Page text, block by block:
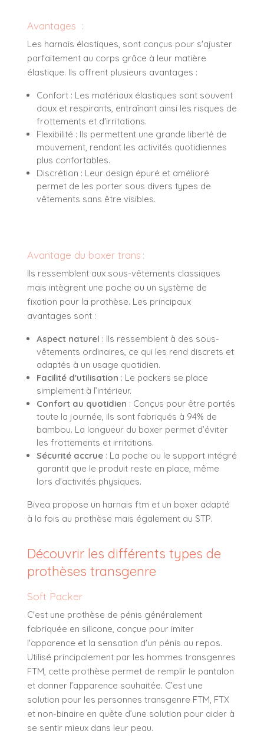
Avantages :
Les harnais élastiques, sont conçus pour s'ajuster
parfaitement au corps grâce à leur matière
élastique. Ils offrent plusieurs avantages :
Confort : Les matériaux élastiques sont souvent
doux et respirants, entraînant ainsi les risques de
frottements et d'irritations.
Flexibilité : Ils permettent une grande liberté de
mouvement, rendant les activités quotidiennes
plus confortables.
Discrétion : Leur design épuré et amélioré
permet de les porter sous divers types de
vêtements sans être visibles.
Avantage du boxer trans :
Ils ressemblent aux sous-vêtements classiques
mais intègrent une poche ou un système de
fixation pour la prothèse. Les principaux
avantages sont :
Aspect naturel : Ils ressemblent à des sous-
vêtements ordinaires, ce qui les rend discrets et
adaptés à un usage quotidien.
Facilité d'utilisation : Le packers se place
simplement à l’intérieur.
Confort au quotidien : Conçus pour être portés
toute la journée, ils sont fabriqués à 94% de
bambou. La longueur du boxer permet d’éviter
les frottements et irritations.
Sécurité accrue : La poche ou le support intégré
garantit que le produit reste en place, même
lors d'activités physiques.
Bivea propose un harnais ftm et un boxer adapté
à la fois au prothèse mais également au STP.
Découvrir les différents types de
prothèses transgenre
Soft Packer
C'est une prothèse de pénis généralement
fabriquée en silicone, conçue pour imiter
l'apparence et la sensation d'un pénis au repos.
Utilisé principalement par les hommes transgenres
FTM, cette prothèse permet de remplir le pantalon
et donner l’apparence souhaitée. C’est une
solution pour les personnes transgenre FTM, FTX
et non-binaire en quête d’une solution pour aider à
se sentir mieux dans leur peau.